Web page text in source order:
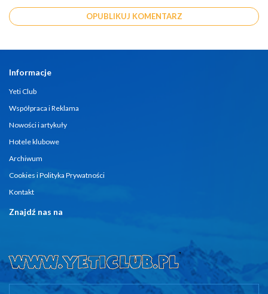
Informacje
Yeti Club
Współpraca i Reklama
Nowości i artykuły
Hotele klubowe
Archiwum
Cookies i Polityka Prywatności
Kontakt
Znajdź nas na